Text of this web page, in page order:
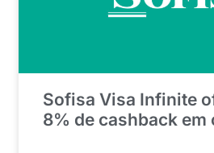
Sofisa Visa Infinite
8% de cashback em